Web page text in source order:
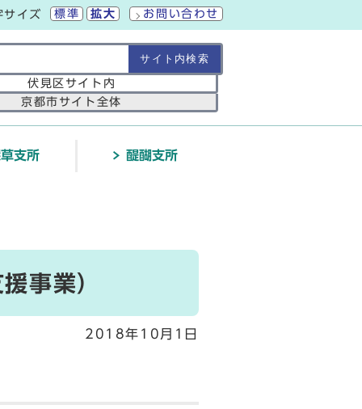
サイズ 標準 拡大 お問い合わせ
伏見区サイト内
京都市サイト全体
支所 醍醐支所
事業）
2018年10月1日